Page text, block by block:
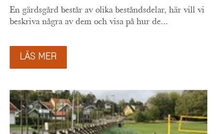
En gärdsgård består av olika beståndsdelar, här vill vi
beskriva några av dem och visa på hur de...
LÄS MER